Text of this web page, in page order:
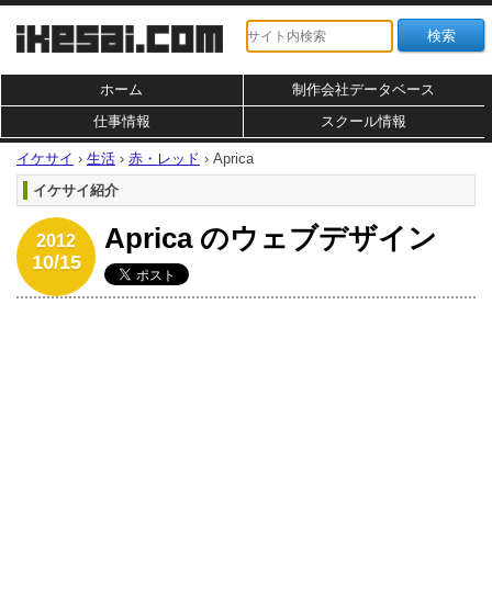
ホーム
制作会社データベース
仕事情報
スクール情報
イケサイ › 生活 › 赤・レッド › Aprica
イケサイ紹介
2012
10/15
Aprica のウェブデザイン